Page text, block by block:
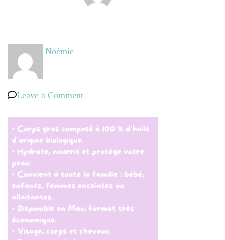
Noémie
Leave a Commenton
texte
de
paragraphe_20250124_082349_0000